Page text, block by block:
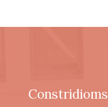
Constridioms